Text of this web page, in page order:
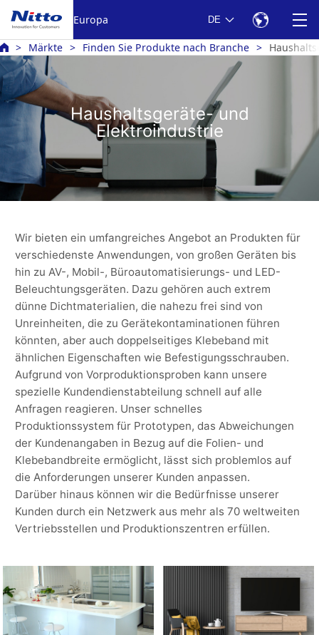
Europa DE
Märkte Finden Sie Produkte nach Branche
Haushaltsgeräte- und
Elektroindustrie
Wir bieten ein umfangreiches Angebot an Produkten für
verschiedenste Anwendungen, von großen Geräten bis
hin zu AV-, Mobil-, Büroautomatisierungs- und LED-
Beleuchtungsgeräten. Dazu gehören auch extrem
dünne Dichtmaterialien, die nahezu frei sind von
Unreinheiten, die zu Gerätekontaminationen führen
könnten, aber auch doppelseitiges Klebeband mit
ähnlichen Eigenschaften wie Befestigungsschrauben.
Aufgrund von Vorproduktionsproben kann unsere
spezielle Kundendienstabteilung schnell auf alle
Anfragen reagieren. Unser schnelles
Produktionssystem für Prototypen, das Abweichungen
der Kundenangaben in Bezug auf die Folien- und
Klebebandbreite ermöglicht, lässt sich problemlos auf
die Anforderungen unserer Kunden anpassen.
Darüber hinaus können wir die Bedürfnisse unserer
Kunden durch ein Netzwerk aus mehr als 70 weltweiten
Vertriebsstellen und Produktionszentren erfüllen.